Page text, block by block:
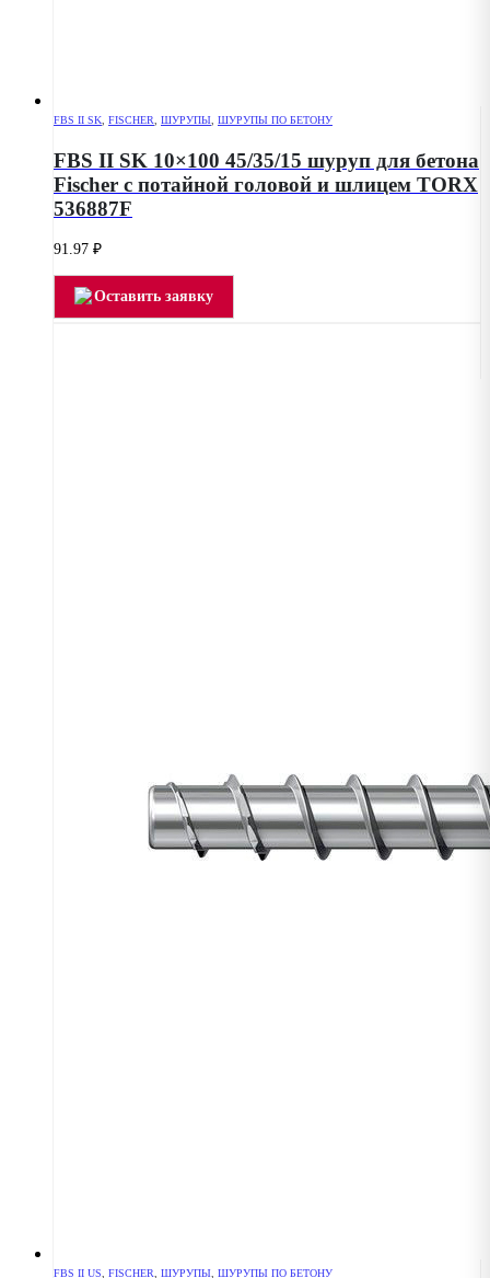
FBS II SK FISCHER ШУРУПЫ ШУРУПЫ ПО БЕТОНУ
FBS II SK 10×100 45/35/15 шуруп для бетона
Fischer с потайной головой и шлицем TORX
536887F
91.97 ₽
Оставить заявку
FBS II US FISCHER ШУРУПЫ ШУРУПЫ ПО БЕТОНУ